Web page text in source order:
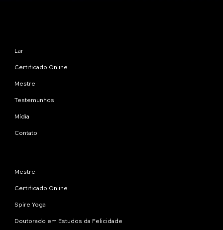
Lar
Certificado Online
Mestre
Testemunhos
Mídia
Contato
Mestre
Certificado Online
Spire Yoga
Doutorado em Estudos da Felicidade